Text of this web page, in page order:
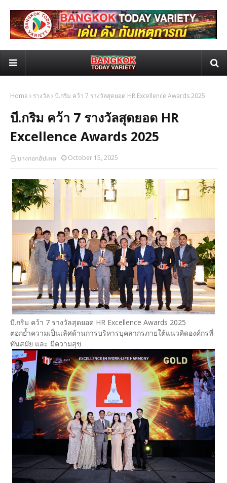
Home รางวัล บี.กริม คว้า 7 รางวัลสุดยอด HR Excellence Awards 2025
บี.กริม คว้า 7 รางวัลสุดยอด HR
Excellence Awards 2025
บางกอกอัปเดต October 15, 2025
บี.กริม คว้า 7 รางวัลสุดยอด HR Excellence Awards 2025
ตอกย้ำความเป็นเลิศด้านการบริหารบุคลากรภายใต้แนวคิดองค์กรที่
ทันสมัย และ มีความสุข